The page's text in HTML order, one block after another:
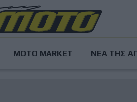
MOTO MARKET ΝΕΑ ΤΗΣ